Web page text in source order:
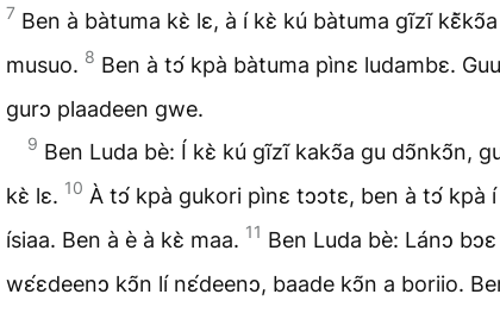
7 Ben à bàtuma kɛ̀ lɛ, à í kɛ̀ kú bàtuma gĩzĩ
musuo. 8 Ben à tↄ́ kpà bàtuma pìnɛ ludambɛ.
gurↄ plaadeen gwe.
9 Ben Luda bè: Í kɛ̀ kú gĩzĩ kakↄ̃a gu dↄ̃nkↄ̃n,
kɛ̀ lɛ. 10 À tↄ́ kpà gukori pìnɛ tↄↄtɛ, ben à tↄ́ kpà
ísiaa. Ben à è à kɛ̀ maa. 11 Ben Luda bè: Lánↄ
wɛ́ɛdeenↄ kↄ̃n lí nɛ́deenↄ, baade kↄ̃n a boriio.